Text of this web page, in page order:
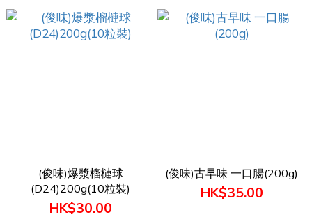
(俊味)爆漿榴槤球
(D24)200g(10粒裝)
HK$30.00
(俊味)古早味 一口腸(200g)
HK$35.00